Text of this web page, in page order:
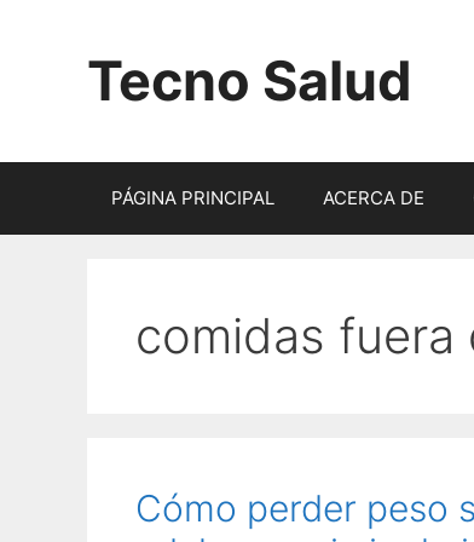
contenidoTecno Salud
PÁGINA PRINCIPAL ACERCA DE
comidas fuera
Cómo perder peso